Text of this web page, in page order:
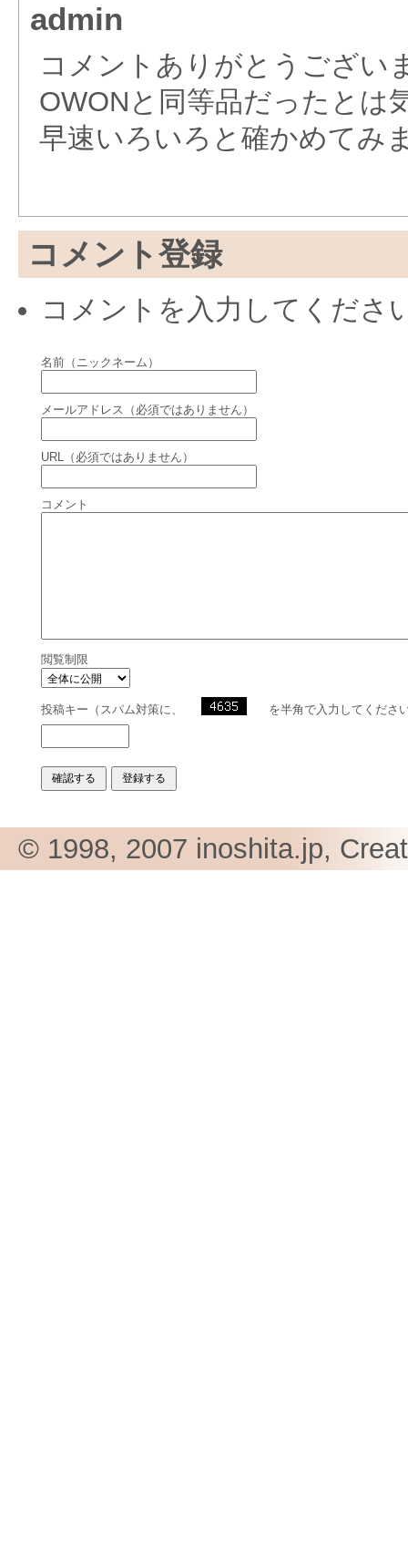
admin
コメントありがとうござい
OWONと同等品だったとは
早速いろいろと確かめてみ
コメント登録
コメントを入力してくださ
名前（ニックネーム）
メールアドレス（必須ではありません）
URL（必須ではありません）
コメント
閲覧制限
投稿キー（スパム対策に、 を半角で入力してくださ
© 1998, 2007 inoshita.jp,